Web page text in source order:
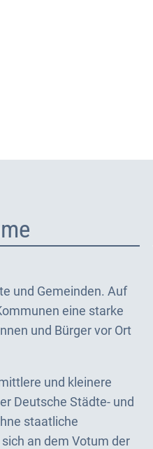
und Gemeinden. Auf
eine starke
und Bürger vor Ort
und kleinere
Deutsche Städte- und
staatliche
an dem Votum der